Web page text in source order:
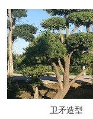
卫矛造型